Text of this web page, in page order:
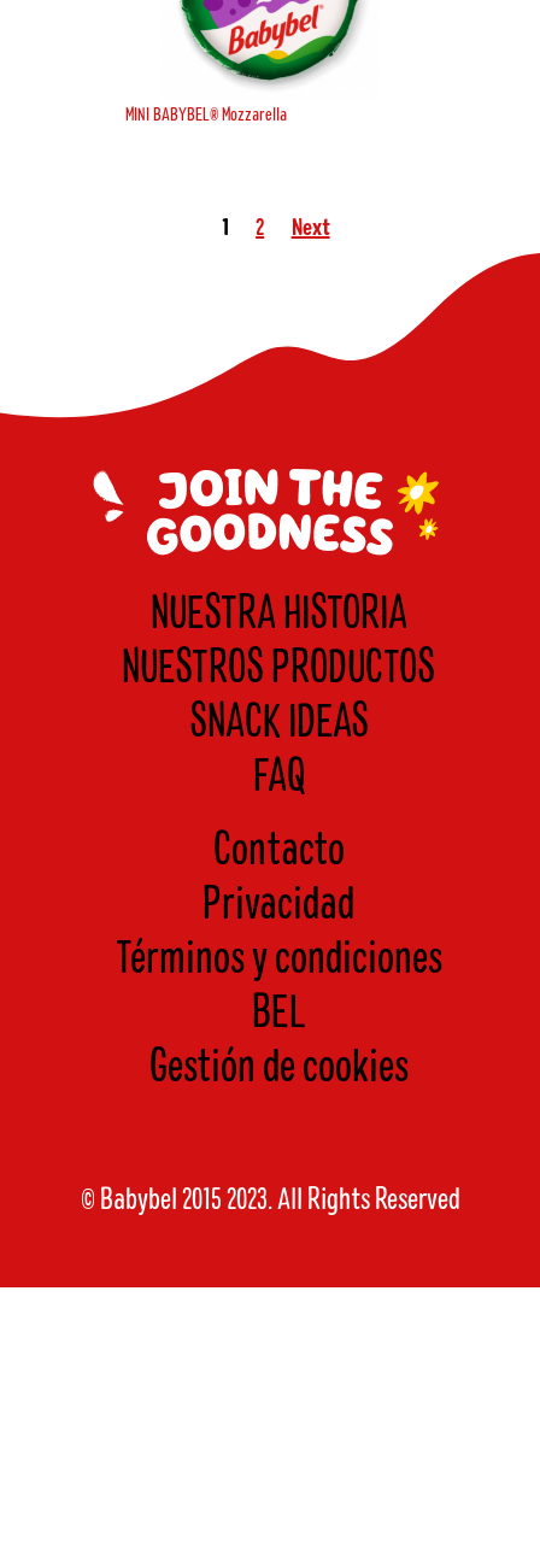
MINI BABYBEL® Mozzarella
1 2 Next
NUESTRA HISTORIA
NUESTROS PRODUCTOS
SNACK IDEAS
FAQ
Contacto
Privacidad
Términos y condiciones
BEL
Gestión de cookies
© Babybel 2015 2023. All Rights Reserved